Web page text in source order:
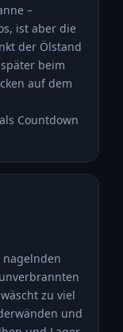
–
ist aber die
der Ölstand
beim
auf dem
Countdown
nagelnden
zu viel
und